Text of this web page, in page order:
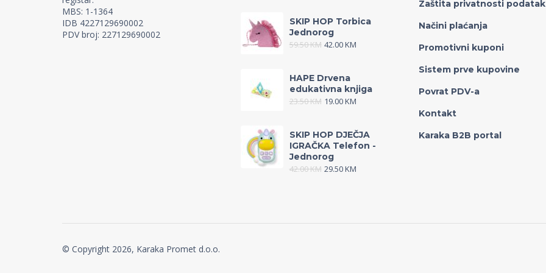
MBS: 1-1364
IDB 4227129690002
PDV broj: 227129690002
SKIP HOP Torbica
Jednorog
59.50KM 42.00KM
HAPE Drvena
edukativna knjiga
23.50KM 19.00KM
SKIP HOP DJEČJA
IGRAČKA Telefon -
Jednorog
42.00KM 29.50KM
Zaštita privatnosti
Načini plaćanja
Promotivni kuponi
Sistem prve kupovine
Povrat PDV-a
Kontakt
Karaka B2B portal
© Copyright 2026, Karaka Promet d.o.o.